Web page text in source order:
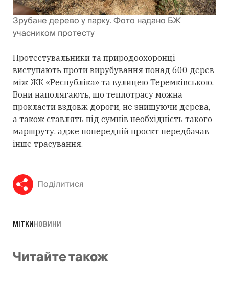
Зрубане дерево у парку. Фото надано БЖ
учасником протесту
Протестувальники та природоохоронці
виступають проти вирубування понад 600 дерев
між ЖК «Республіка» та вулицею Теремківською.
Вони наполягають, що теплотрасу можна
прокласти вздовж дороги, не знищуючи дерева,
а також ставлять під сумнів необхідність такого
маршруту, адже попередній проєкт передбачав
інше трасування.
Поділитися
МІТКИНОВИНИ
Читайте також